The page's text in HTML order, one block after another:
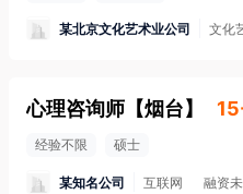
某北京文化艺术业公司 文化
心理咨询师 【烟台】
经验不限 硕士
某知名公司 互联网 融资